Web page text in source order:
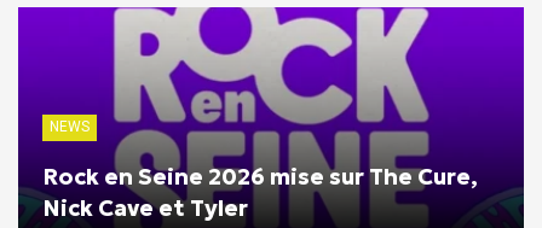
NEWS
Rock en Seine 2026 mise sur The Cure,
Nick Cave et Tyler